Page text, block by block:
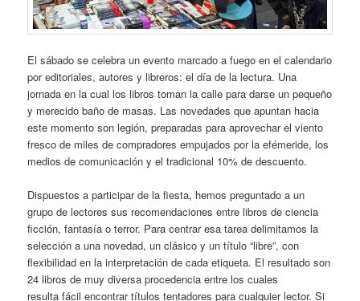
El sábado se celebra un evento marcado a fuego en el calendario
por editoriales, autores y libreros: el día de la lectura. Una
jornada en la cual los libros toman la calle para darse un pequeño
y merecido baño de masas. Las novedades que apuntan hacia
este momento son legión, preparadas para aprovechar el viento
fresco de miles de compradores empujados por la efémeride, los
medios de comunicación y el tradicional 10% de descuento.
Dispuestos a participar de la fiesta, hemos preguntado a un
grupo de lectores sus recomendaciones entre libros de ciencia
ficción, fantasía o terror. Para centrar esa tarea delimitamos la
selección a una novedad, un clásico y un título “libre”, con
flexibilidad en la interpretación de cada etiqueta. El resultado son
24 libros de muy diversa procedencia entre los cuales
resulta fácil encontrar títulos tentadores para cualquier lector. Si